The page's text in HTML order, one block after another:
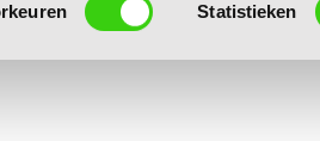
Statistieken